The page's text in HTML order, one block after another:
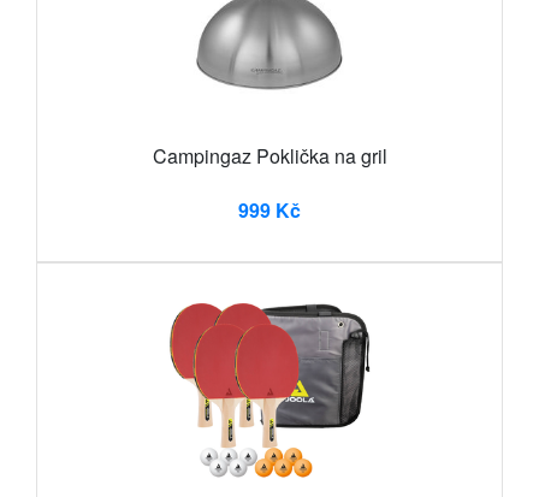
Campingaz Poklička na gril
999 Kč